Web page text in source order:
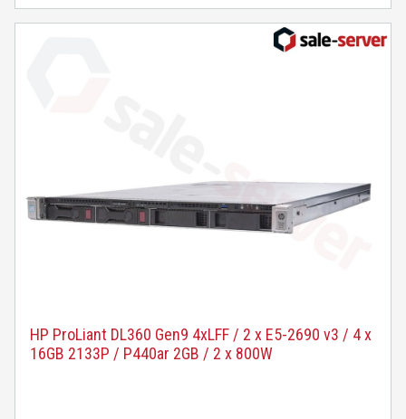
HP ProLiant DL360 Gen9 4xLFF / 2 x E5-2690 v3 / 4 x
16GB 2133P / P440ar 2GB / 2 x 800W